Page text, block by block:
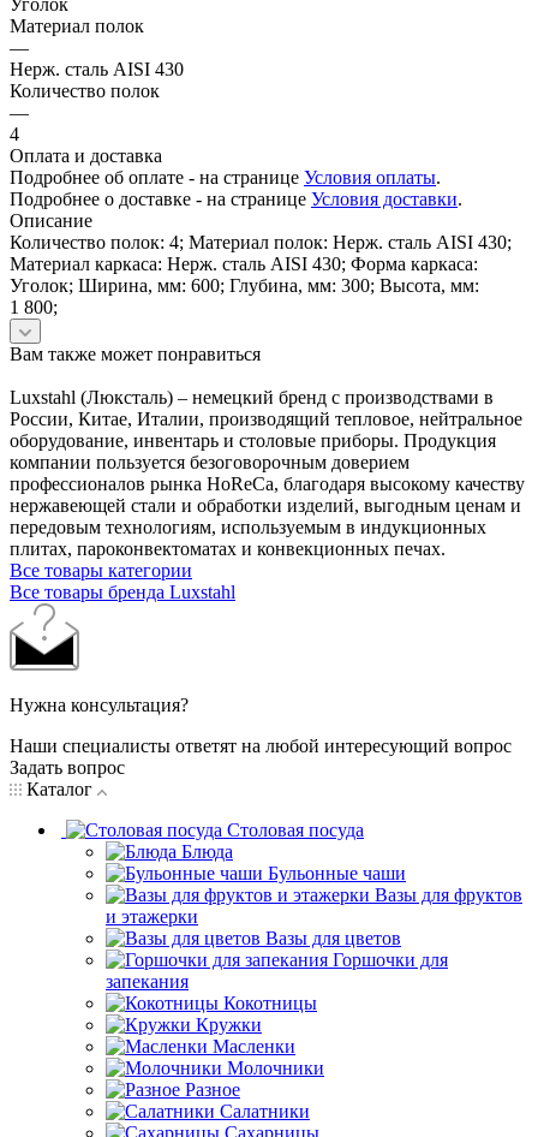
Материал полок
—
Нерж. сталь AISI 430
Количество полок
—
4
Оплата и доставка
Подробнее об оплате - на странице Условия оплаты.
Подробнее о доставке - на странице Условия доставки.
Описание
Количество полок: 4; Материал полок: Нерж. сталь AISI 430;
Материал каркаса: Нерж. сталь AISI 430; Форма каркаса:
Уголок; Ширина, мм: 600; Глубина, мм: 300; Высота, мм:
1 800;
Вам также может понравиться
Luxstahl (Люксталь) – немецкий бренд с производствами в
России, Китае, Италии, производящий тепловое, нейтральное
оборудование, инвентарь и столовые приборы. Продукция
компании пользуется безоговорочным доверием
профессионалов рынка HoReCa, благодаря высокому качеству
нержавеющей стали и обработки изделий, выгодным ценам и
передовым технологиям, используемым в индукционных
плитах, пароконвектоматах и конвекционных печах.
Все товары категории
Все товары бренда Luxstahl
Нужна консультация?
Наши специалисты ответят на любой интересующий вопрос
Задать вопрос
Каталог
Столовая посуда
Блюда
Бульонные чаши
Вазы для фруктов
и этажерки
Вазы для цветов
Горшочки для
запекания
Кокотницы
Кружки
Масленки
Молочники
Разное
Салатники
Сахарницы